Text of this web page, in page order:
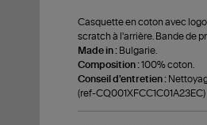
Casquette en coton avec
scratch à l'arrière. Bande de
Made in : Bulgarie.
Composition :100% coton.
Conseil d'entretien :
(ref-CQ001XFCC1C01A23EC)